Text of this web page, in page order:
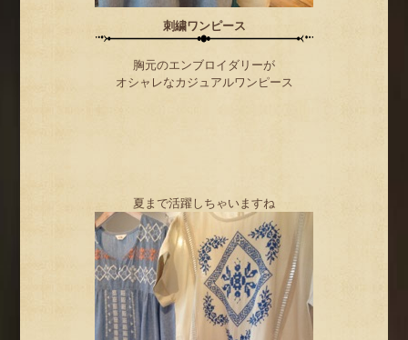
刺繍ワンピース
胸元のエンブロイダリーが
オシャレなカジュアルワンピース
夏まで活躍しちゃいますね